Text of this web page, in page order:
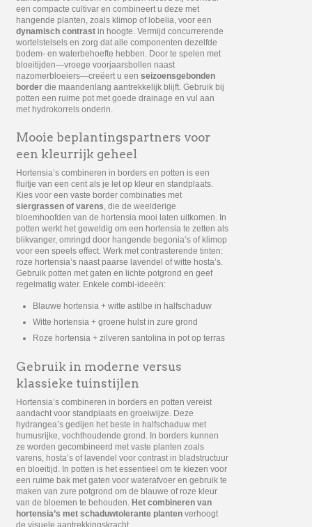
een compacte cultivar en combineert u deze met
hangende planten, zoals klimop of lobelia, voor een
dynamisch contrast in hoogte. Vermijd concurrerende
wortelstelsels en zorg dat alle componenten dezelfde
bodem- en waterbehoefte hebben. Door te spelen met
bloeitijden—vroege voorjaarsbollen naast
nazomerbloeiers—creëert u een seizoensgebonden
border die maandenlang aantrekkelijk blijft. Gebruik bij
potten een ruime pot met goede drainage en vul aan
met hydrokorrels onderin.
Mooie beplantingspartners voor
een kleurrijk geheel
Hortensia’s combineren in borders en potten is een
fluitje van een cent als je let op kleur en standplaats.
Kies voor een vaste border combinaties met
siergrassen of varens, die de weelderige
bloemhoofden van de hortensia mooi laten uitkomen. In
potten werkt het geweldig om een hortensia te zetten als
blikvanger, omringd door hangende begonia’s of klimop
voor een speels effect. Werk met contrasterende tinten:
roze hortensia’s naast paarse lavendel of witte hosta’s.
Gebruik potten met gaten en lichte potgrond en geef
regelmatig water. Enkele combi-ideeën:
Blauwe hortensia + witte astilbe in halfschaduw
Witte hortensia + groene hulst in zure grond
Roze hortensia + zilveren santolina in pot op terras
Gebruik in moderne versus
klassieke tuinstijlen
Hortensia’s combineren in borders en potten vereist
aandacht voor standplaats en groeiwijze. Deze
hydrangea’s gedijen het beste in halfschaduw met
humusrijke, vochthoudende grond. In borders kunnen
ze worden gecombineerd met vaste planten zoals
varens, hosta’s of lavendel voor contrast in bladstructuur
en bloeitijd. In potten is het essentieel om te kiezen voor
een ruime bak met gaten voor waterafvoer en gebruik te
maken van zure potgrond om de blauwe of roze kleur
van de bloemen te behouden. Het combineren van
hortensia’s met schaduwtolerante planten verhoogt
de visuele aantrekkingskracht.